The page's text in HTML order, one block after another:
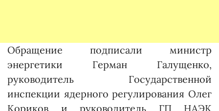
Обращение подписали министр
энергетики Герман Галущенко,
руководитель Государственной
инспекции ядерного регулирования Олег
Кориков и руководитель ГП НАЭК